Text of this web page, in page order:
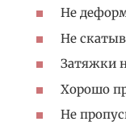
Не
Не
Затяжки
Хорошо
Не